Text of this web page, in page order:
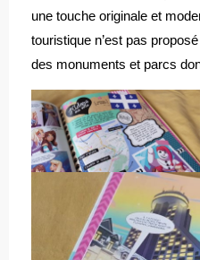
une touche originale et
touristique n’est pas
des monuments et parcs